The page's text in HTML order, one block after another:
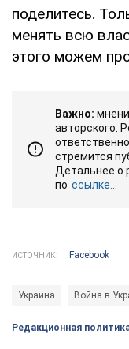
поделитесь.
менять всю
этого можем
Важно:
авторского.
стремится
Детальнее о
по ссылке...
ИСТОЧНИК: Facebook
Украина Война в
Редакционная